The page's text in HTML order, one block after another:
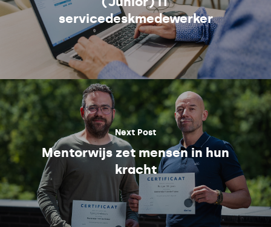
servicedeskmedewerker
Next Post
Mentorwijs zet mensen in hun
kracht